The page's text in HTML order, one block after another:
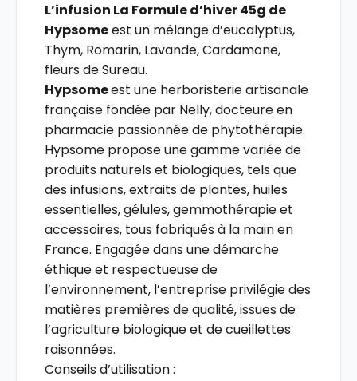
L’infusion La Formule d’hiver 45g de
Hypsomeest un mélange d’eucalyptus,
Thym, Romarin, Lavande, Cardamone,
fleurs de Sureau.
Hypsomeest une herboristerieartisanale
française fondée par Nelly,docteureen
pharmacie passionnéede phytothérapie.
Hypsome proposeunegammevariéede
produits naturelset biologiques, telsque
desinfusions,extraitsde plantes, huiles
essentielles,gélules,gemmothérapieet
accessoires, tous fabriquésà la mainen
France. Engagéedansunedémarche
éthiqueet respectueusede
l’environnement, l’entreprise privilégiedes
matières premièresdequalité,issuesde
l’agriculture biologiqueet decueillettes
raisonnées.
Conseils d’utilisation: